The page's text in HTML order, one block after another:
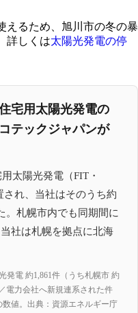
えるため、旭川市の冬の暴
詳しくは太陽光発電の停
宅用太陽光発電の
テックジャパンが
太陽光発電（FIT・
され、当社はそのうち約
。札幌市内でも同期間に
社は札幌を拠点に北海
電 約1,861件（うち札幌市 約
電力会社へ新規連系された件
値。出典：資源エネルギー庁